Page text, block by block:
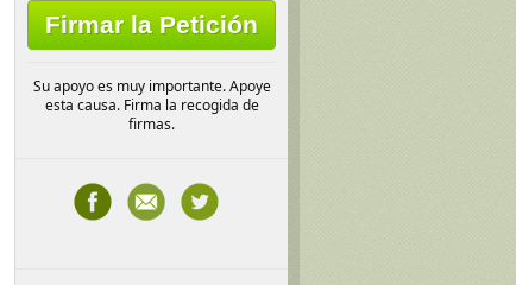
Firmar la Petición
Su apoyo es muy importante. Apoye
esta causa. Firma la recogida de
firmas.